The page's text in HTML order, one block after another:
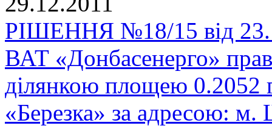
РІШЕННЯ №18/15 від
ВАТ «Донбасенерго»
ділянкою площею 0.2052
«Березка» за адресою: